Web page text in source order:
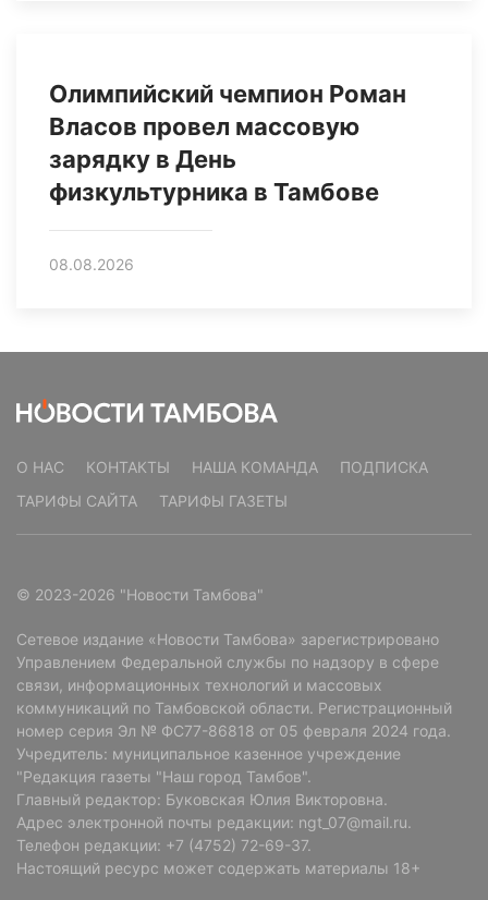
Олимпийский чемпион Роман
Власов провел массовую
зарядку в День
физкультурника в Тамбове
08.08.2026
О НАС КОНТАКТЫ НАША КОМАНДА
ПОДПИСКА
ТАРИФЫ САЙТА
ТАРИФЫ ГАЗЕТЫ
© 2023-2026 "Новости Тамбова"
Сетевое издание «Новости Тамбова» зарегистрировано
Управлением Федеральной службы по надзору в сфере
связи, информационных технологий и массовых
коммуникаций по Тамбовской области. Регистрационный
номер серия Эл № ФС77-86818 от 05 февраля 2024 года.
Учредитель: муниципальное казенное учреждение
"Редакция газеты "Наш город Тамбов".
Главный редактор: Буковская Юлия Викторовна.
Адрес электронной почты редакции: ngt_07@mail.ru.
Телефон редакции: +7 (4752) 72-69-37.
Настоящий ресурс может содержать материалы 18+